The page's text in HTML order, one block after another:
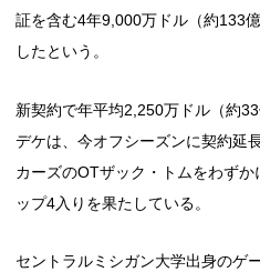
証を含む4年9,000万ドル（約133
したという。
新契約で年平均2,250万ドル（約
デケは、今オフシーズンに契約延
カーズのOTザック・トムをわず
ップ4入りを果たしている。
セントラルミシガン大学出身のゲ